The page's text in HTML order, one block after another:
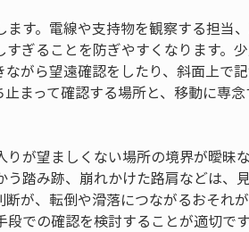
す。電線や支持物を観察する担当
ぎることを防ぎやすくなります。
がら望遠確認をしたり、斜面上で
まって確認する場所と、移動に専
が望ましくない場所の境界が曖昧
踏み跡、崩れかけた路肩などは、
が、転倒や滑落につながるおそれ
での確認を検討することが適切です